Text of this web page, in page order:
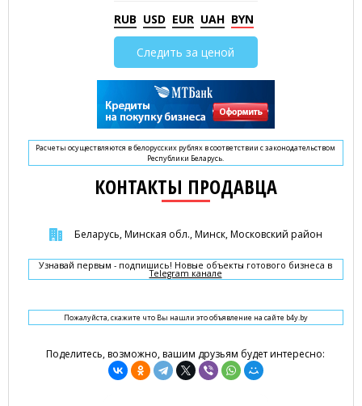
RUB USD EUR UAH BYN
Следить за ценой
Расчеты осуществляются в белорусских рублях в соответствии с законодательством
Республики Беларусь.
КОНТАКТЫ ПРОДАВЦА
Беларусь, Минская обл., Минск, Московский район
Узнавай первым - подпишись! Новые объекты готового бизнеса в
Telegram канале
Пожалуйста, скажите что Вы нашли это объявление на сайте b4y.by
Поделитесь, возможно, вашим друзьям будет интересно: